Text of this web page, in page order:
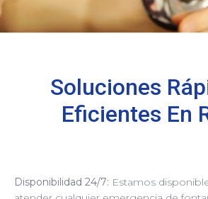
Soluciones
Eficientes En
Disponibilidad 24/7: Estamos